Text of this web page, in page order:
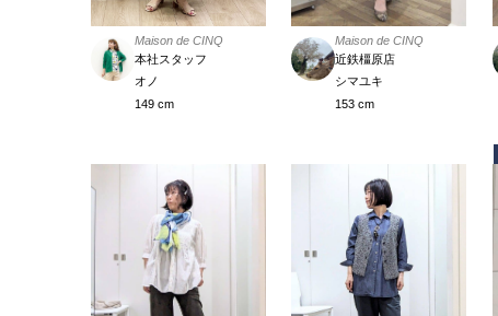
Maison de CINQ
本社スタッフ
オノ
149 cm
Maison de CINQ
近鉄橿原店
シマユキ
153 cm